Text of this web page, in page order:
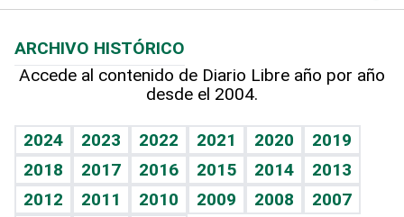
Hablando con el pediatra
Vida y familia
Eñe
Celebrando la vida
Línea de hit
TBT Deportivo
Hecho en casa
Guía del dinero
Cumpleaños
Horóscopos
Crucigramas
ARCHIVO HISTÓRICO
Accede al contenido de Diario Libre año por año
desde el 2004.
2024 2023 2022 2021 2020
2019
2018
2017 2016 2015 2014
2013
2012
2011 2010 2009 2008
2007